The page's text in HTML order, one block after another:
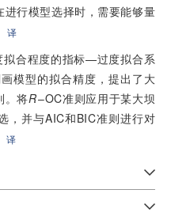
行模型选择时，需要能够量
译
拟合程度的指标—过度拟合系
模型的拟合精度，提出了大
。将R–OC准则应用于某大坝
，并与AIC和BIC准则进行对
译